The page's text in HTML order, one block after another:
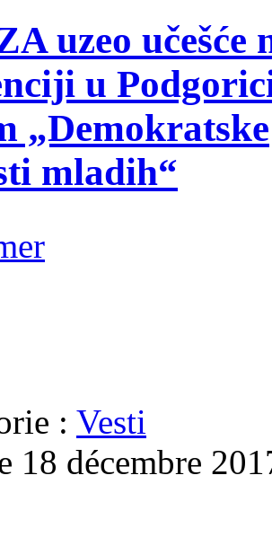
uzeo učešće
u
„Demokratske
mladih“
: Vesti
18 décembre